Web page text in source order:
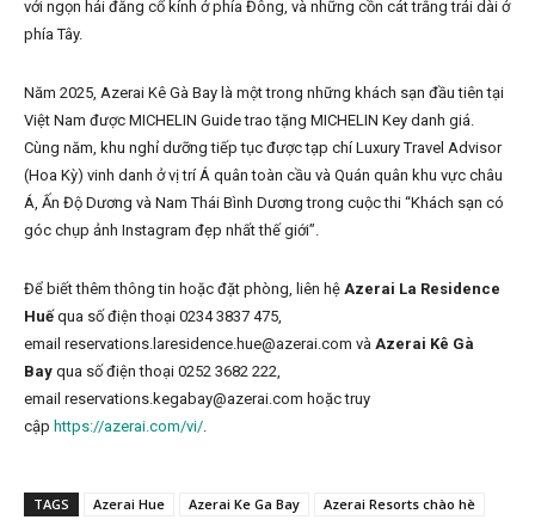
với ngọn hải đăng cổ kính ở phía Đông, và những cồn cát trắng trải dài ở
phía Tây.
Năm 2025, Azerai Kê Gà Bay là một trong những khách sạn đầu tiên tại
Việt Nam được MICHELIN Guide trao tặng MICHELIN Key danh giá.
Cùng năm, khu nghỉ dưỡng tiếp tục được tạp chí Luxury Travel Advisor
(Hoa Kỳ) vinh danh ở vị trí Á quân toàn cầu và Quán quân khu vực châu
Á, Ấn Độ Dương và Nam Thái Bình Dương trong cuộc thi “Khách sạn có
góc chụp ảnh Instagram đẹp nhất thế giới”.
Để biết thêm thông tin hoặc đặt phòng, liên hệ Azerai La Residence
Huếqua số điện thoại 0234 3837 475,
email reservations.laresidence.hue@azerai.com và Azerai Kê Gà
Bay qua số điện thoại 0252 3682 222,
email reservations.kegabay@azerai.com hoặc truy
cập https://azerai.com/vi/.
TAGS Azerai Hue Azerai Ke Ga Bay Azerai Resorts chào hè